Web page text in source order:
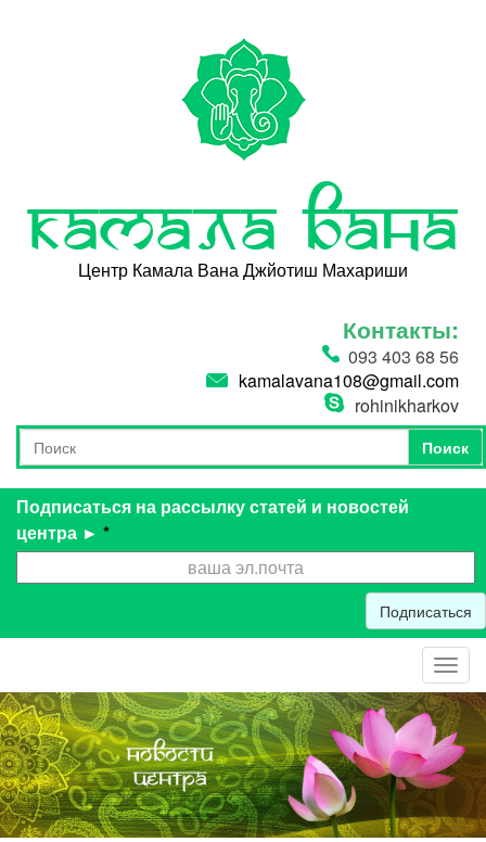
Камала Вана
Центр Камала Вана Джйотиш Махариши
Контакты:
093 403 68 56
kamalavana108@gmail.com
rohinikharkov
Форма поиска
Поиск
Поиск
Подписаться на рассылку статей и новостей
центра ► *
Подписаться